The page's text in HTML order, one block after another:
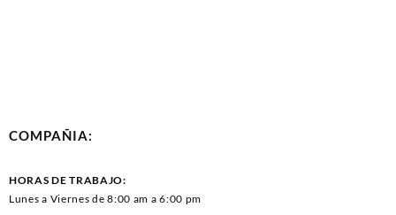
COMPAÑIA:
HORAS DE TRABAJO:
Lunes a Viernes de 8:00 am a 6:00 pm